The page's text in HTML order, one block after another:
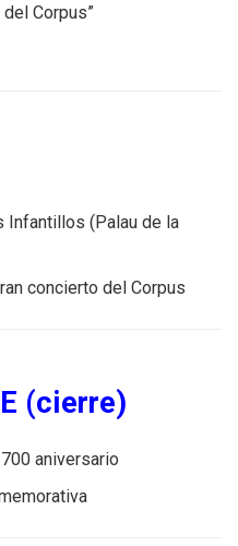
Corpus”
Infantillos (Palau de la
concierto del Corpus
(cierre)
aniversario